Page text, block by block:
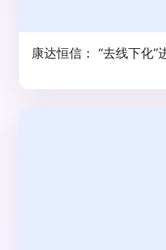
康达恒信： “去线下化